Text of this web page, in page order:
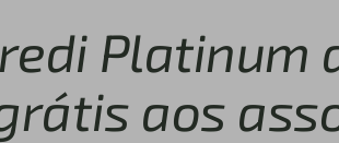
Platinum
aos